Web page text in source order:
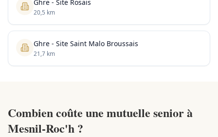
Ghre - Site Rosais
20,5 km
Ghre - Site Saint Malo Broussais
21,7 km
Combien coûte une mutuelle senior à
Mesnil-Roc'h ?